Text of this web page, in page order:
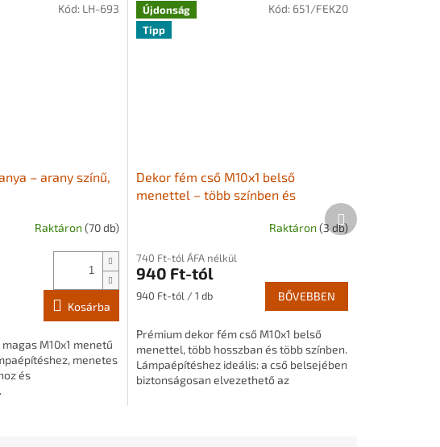
– arany színű,
Raktáron (70 db)
Kosárba
M10x1 menetű
menetes
és
Kód: LH-693
Újdonság
Tipp
Dekor fém cső M10x1 belső
menettel – több színben és
Raktáron (3 db)
740 Ft-tól ÁFA nélkül
940 Ft-tól
Egységár:
940 Ft-tól / 1 db BŐVEBBEN
Prémium dekor fém cső M10x1 belső
menettel, több hosszban és több színben.
Lámpaépítéshez ideális: a cső belsejében
biztonságosan elvezethető az
Kód: 651/FEK20
Következő
termék